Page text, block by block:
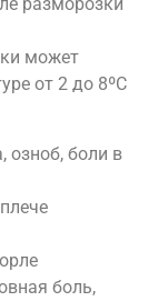
может
от 2 до 8ºС
озноб, боли в
боль,